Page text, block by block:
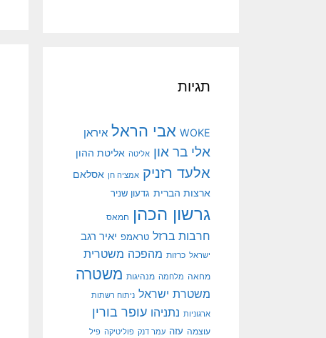
תגיות
WOKE אבי הראל איראן
אלי בר און אליטה אליטת ההון
אלעד רזניק אמציה חן אסלאם
ארצות הברית גדעון שניר
גרשון הכהן חמאס
חרבות ברזל טראמפ יאיר רגב
ישראל כרזות מהפכה משטרית
מחאה מלחמה מנהיגות משטרה
משטרת ישראל ניתוח רשתות
ארגוניות נתניהו עופר בורין
עוצמה עזה עמר דנק פוליטיקה פיל